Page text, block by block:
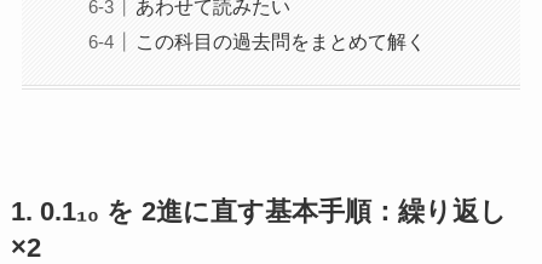
あわせて読みたい
この科目の過去問をまとめて解く
1. 0.1₁₀ を 2進に直す基本手順：繰り返し
×2